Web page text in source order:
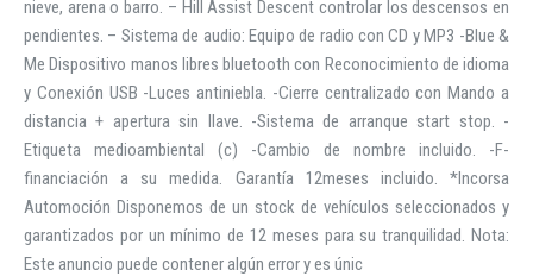
nieve, arena o barro. – Hill Assist Descent controlar los descensos en
pendientes. – Sistema de audio: Equipo de radio con CD y MP3 -Blue &
Me Dispositivo manos libres bluetooth con Reconocimiento de idioma
y Conexión USB -Luces antiniebla. -Cierre centralizado con Mando a
distancia + apertura sin llave. -Sistema de arranque start stop. -
Etiqueta medioambiental (c) -Cambio de nombre incluido. -F-
financiación a su medida. Garantía 12meses incluido. *Incorsa
Automoción Disponemos de un stock de vehículos seleccionados y
garantizados por un mínimo de 12 meses para su tranquilidad. Nota:
Este anuncio puede contener algún error y es únic